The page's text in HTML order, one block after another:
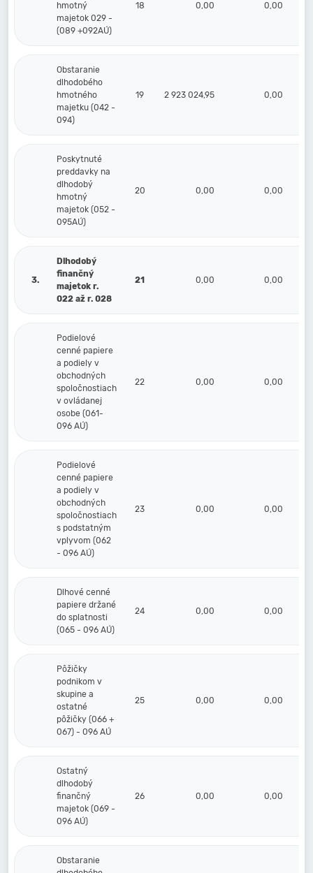
hmotný
majetok 029 -
(089 +092AÚ)
18 0,00 0,00
Obstaranie
dlhodobého
hmotného
majetku (042 -
094)
19 2 923 024,95 0,00
Poskytnuté
preddavky na
dlhodobý
hmotný
majetok (052 -
095AÚ)
20 0,00 0,00
3.
Dlhodobý
finančný
majetok r.
022 až r. 028
21 0,00 0,00
Podielové
cenné papiere
a podiely v
obchodných
spoločnostiach
v ovládanej
osobe (061-
096 AÚ)
22 0,00 0,00
Podielové
cenné papiere
a podiely v
obchodných
spoločnostiach
s podstatným
vplyvom (062
- 096 AÚ)
23 0,00 0,00
Dlhové cenné
papiere držané
do splatnosti
(065 - 096 AÚ)
24 0,00 0,00
Pôžičky
podnikom v
skupine a
ostatné
pôžičky (066 +
067) - 096 AÚ
25 0,00 0,00
Ostatný
dlhodobý
finančný
majetok (069 -
096 AÚ)
26 0,00 0,00
Obstaranie